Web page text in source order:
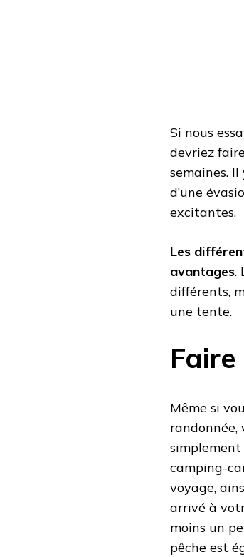
Si nous
devriez
semaines.
d’une
excitantes.
Les
avantages.
différents,
une tente.
Faire
Même si
randonnée,
simplement
camping-
voyage,
arrivé à
moins un
pêche est